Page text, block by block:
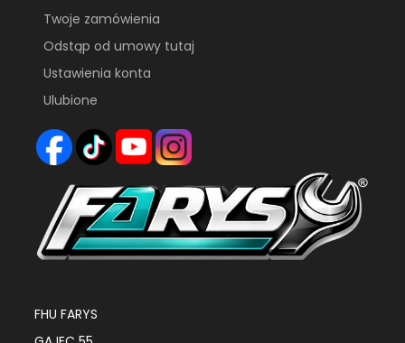
Twoje zamówienia
Odstąp od umowy tutaj
Ustawienia konta
Ulubione
FHU FARYS